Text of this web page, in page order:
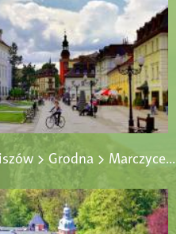
Cieplice > Staniszów > Grodna > Marczyce > Cieplice